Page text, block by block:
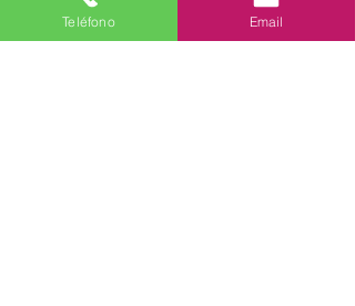
de la compañía? ¿Habéis probado la
potencia de los promotores como
Teléfono Email